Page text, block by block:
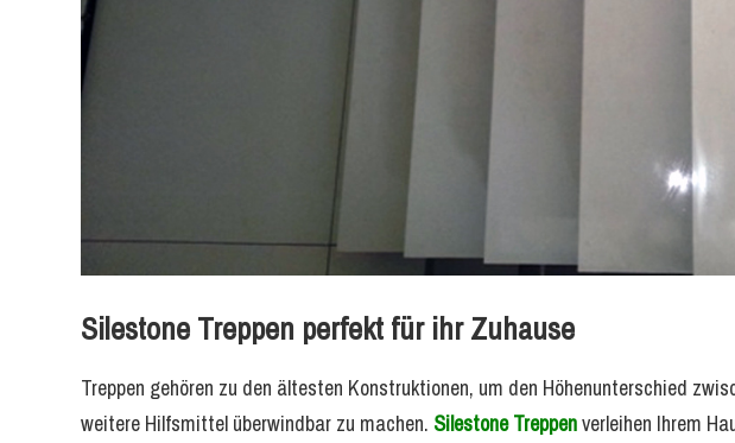
Silestone Treppen perfekt für ihr Zuhause
Treppen gehören zu den ältesten Konstruktionen, um den Höhenunterschied
weitere Hilfsmittel überwindbar zu machen. Silestone Treppenverleihen Ihrem